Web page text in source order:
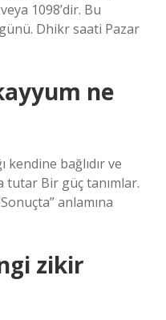
1098’dir. Bu
Dhikr saati Pazar
ne
kendine bağlıdır ve
tutar Bir güç tanımlar.
anlamına
zikir